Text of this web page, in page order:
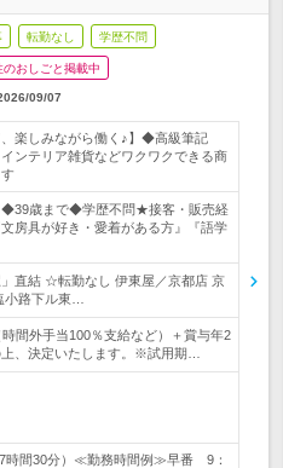
転勤なし 学歴不問
のおしごと掲載中
09/07
、楽しみながら働く♪】◆高級筆記
ンテリア雑貨などワクワクできる商
◆39歳まで◆学歴不問★接客・販売経
房具が好き・愛着がある方』『語学
直結 ☆転勤なし 伊東屋／京都店 京
小路下ル東…
間外手当100％支給など）＋賞与年2
、決定いたします。※試用期…
7時間30分）≪勤務時間例≫早番 9：